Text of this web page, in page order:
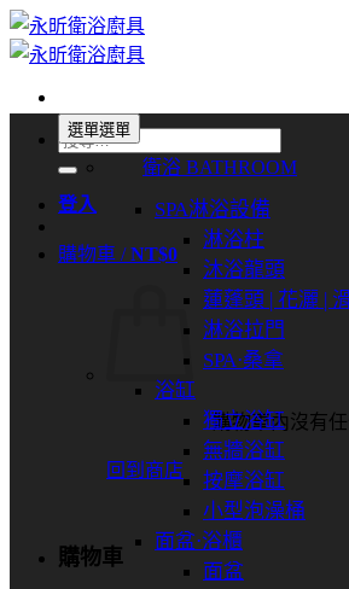
Skip
to
content
搜
尋
關
字:
登入
購物車 /NT$0
購物車內沒有任
回到商店
購物車
選單選單
衛浴 BATHROOM
SPA淋浴設備
淋浴柱
沐浴龍頭
蓮蓬頭 | 花灑 |
淋浴拉門
SPA⋅桑拿
浴缸
獨立浴缸
無牆浴缸
按摩浴缸
小型泡澡桶
面盆⋅浴櫃
面盆